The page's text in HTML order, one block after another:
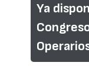
Ya